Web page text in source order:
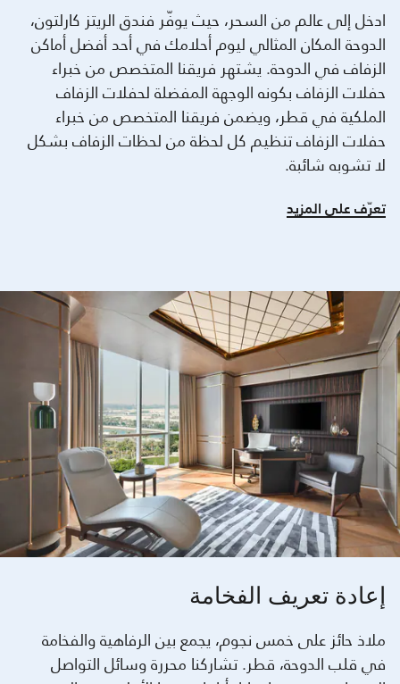
ادخل إلى عالم من السحر، حيث يوفّر فندق الريتز كارلتون،
الدوحة المكان المثالي ليوم أحلامك في أحد أفضل أماكن
الزفاف في الدوحة. يشتهر فريقنا المتخصص من خبراء
حفلات الزفاف بكونه الوجهة المفضلة لحفلات الزفاف
الملكية في قطر، ويضمن فريقنا المتخصص من خبراء
حفلات الزفاف تنظيم كل لحظة من لحظات الزفاف بشكل
لا تشوبه شائبة.
تعرّف على المزيد
إعادة تعريف الفخامة
ملاذ حائز على خمس نجوم، يجمع بين الرفاهية والفخامة
في قلب الدوحة، قطر. تشاركنا محررة وسائل التواصل